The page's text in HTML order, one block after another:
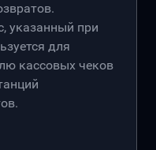
указанный при
для
кассовых чеков